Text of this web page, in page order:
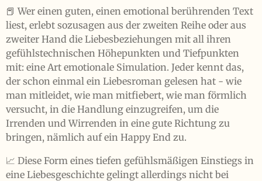
📕 Wer einen guten, einen emotional berührenden Text
liest, erlebt sozusagen aus der zweiten Reihe oder aus
zweiter Hand die Liebesbeziehungen mit all ihren
gefühlstechnischen Höhepunkten und Tiefpunkten
mit: eine Art emotionale Simulation. Jeder kennt das,
der schon einmal ein Liebesroman gelesen hat - wie
man mitleidet, wie man mitfiebert, wie man förmlich
versucht, in die Handlung einzugreifen, um die
Irrenden und Wirrenden in eine gute Richtung zu
bringen, nämlich auf ein Happy End zu.
📈 Diese Form eines tiefen gefühlsmäßigen Einstiegs in
eine Liebesgeschichte gelingt allerdings nicht bei